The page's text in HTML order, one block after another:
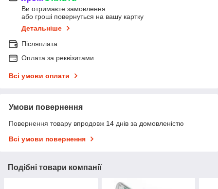
Ви отримаєте замовлення
або гроші повернуться на вашу картку
Детальніше
Післяплата
Оплата за реквізитами
Всі умови оплати
Умови повернення
Повернення товару впродовж 14 днів за домовленістю
Всі умови повернення
Подібні товари компанії